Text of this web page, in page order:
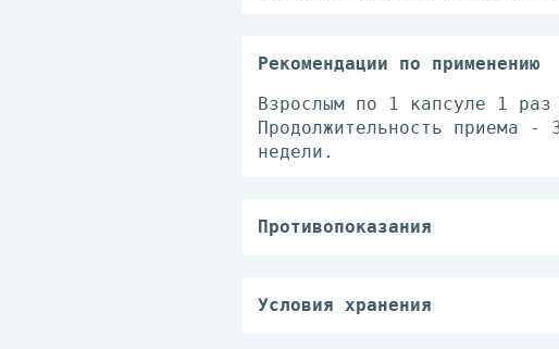
Рекомендации по применению
Взрослым по 1 капсуле 1
Продолжительность приема -
недели.
Противопоказания
Условия хранения